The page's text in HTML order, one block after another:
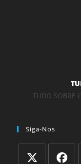
TUDO SOBRE
Siga-Nos